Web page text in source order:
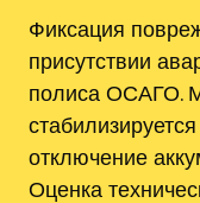
Фиксация
присутствии
полиса ОСАГО.
отключение
Оценка